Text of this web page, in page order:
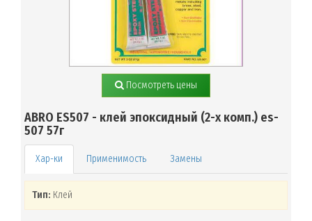
Посмотреть цены
ABRO ES507 - клей эпоксидный (2-х комп.) es-
507 57г
Применимость Замены
Тип: Клей